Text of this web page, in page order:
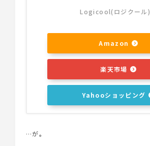
Logicool(ロジクール)
Amazon
楽天市場
Yahooショッピング
…が。